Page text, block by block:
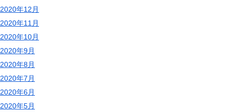
2020年12月
2020年11月
2020年10月
2020年9月
2020年8月
2020年7月
2020年6月
2020年5月